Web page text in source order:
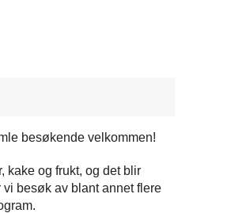
besøkende velkommen!
kake og frukt, og det blir
besøk av blant annet flere